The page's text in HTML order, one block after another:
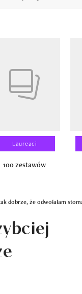
Laureaci
100 zestawów
dobrze, że odwołałam